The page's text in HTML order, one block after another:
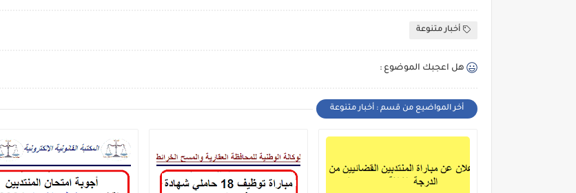
أخبار متنوعة
هل اعجبك الموضوع :
أخر المواضيع من قسم : أخبار متنوعة